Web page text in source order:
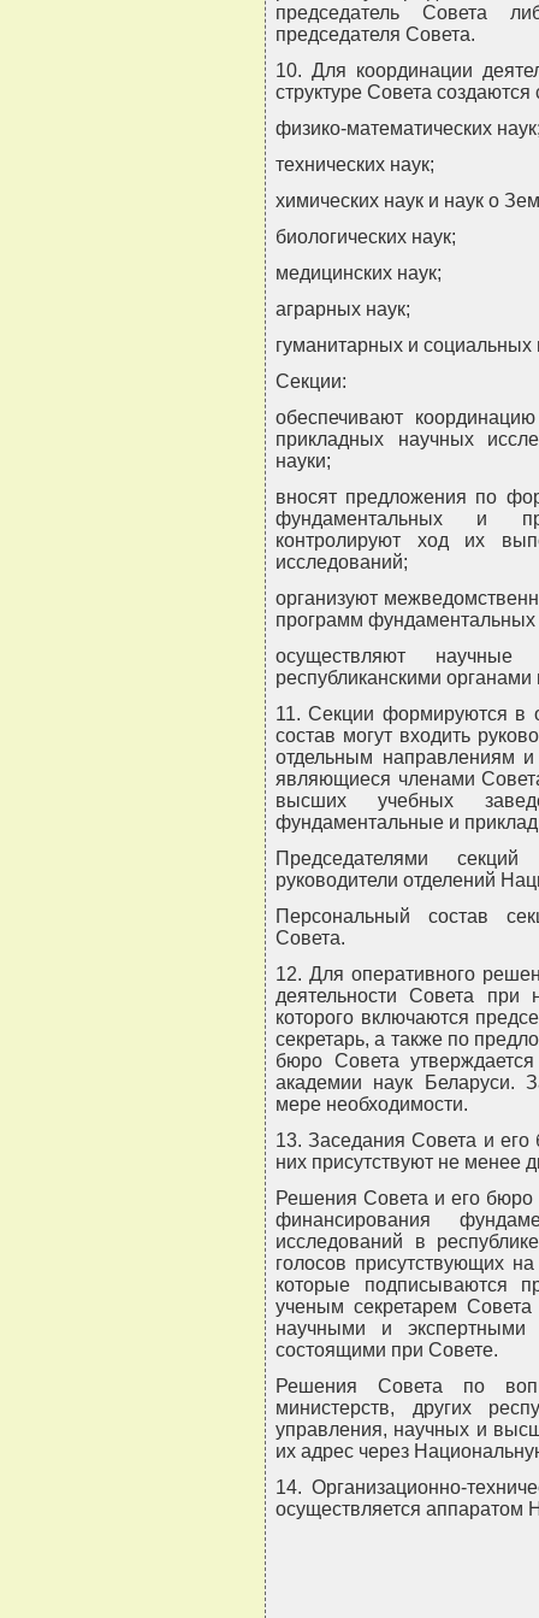
председатель Совета
председателя Совета.
10. Для координации
структуре Совета создаются
физико-математических
технических наук;
химических наук и наук о
биологических наук;
медицинских наук;
аграрных наук;
гуманитарных и социальных
Секции:
обеспечивают
прикладных научных
науки;
вносят предложения по
фундаментальных и
контролируют ход их
исследований;
организуют
программ
осуществляют
республиканскими органами
11. Секции формируются в
состав могут входить
отдельным направлениям
являющиеся членами
высших учебных
фундаментальные и
Председателями
руководители отделений
Персональный состав
Совета.
12. Для оперативного
деятельности Совета
которого включаются
секретарь, а также по
бюро Совета
академии наук Беларуси.
мере необходимости.
13. Заседания Совета и
них присутствуют не менее
Решения Совета и его бюро
финансирования
исследований в
голосов присутствующих
которые подписываются
ученым секретарем
научными и экспертными
состоящими при Совете.
Решения Совета по
министерств, других
управления, научных и
их адрес через
14. Организационно-
осуществляется аппаратом